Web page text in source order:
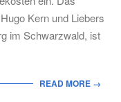
Kern und Liebers
im Schwarzwald, ist
READ MORE →